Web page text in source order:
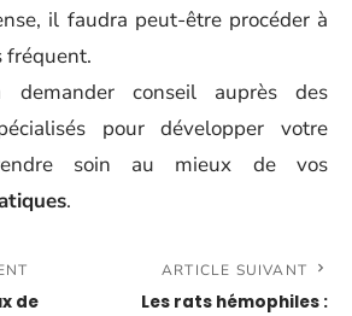
il faudra peut-être procéder à
fréquent.
demander conseil auprès des
pour développer votre
soin au mieux de vos
.
de
ARTICLE SUIVANT
Les rats hémophiles :